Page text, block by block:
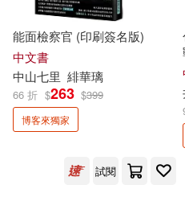
王春子(3) 福長
笭菁(3) 結果娛樂
羽宸寰(3)
出色文化(4) 台
左岸文化(4) 希
心靈工坊(4) 朱
水靈文創(4) 燎原
能面檢察官 (印刷簽名版)
中文書
中山七里 緋華璃
66 折 $263 $399
博客來獨家
試閱